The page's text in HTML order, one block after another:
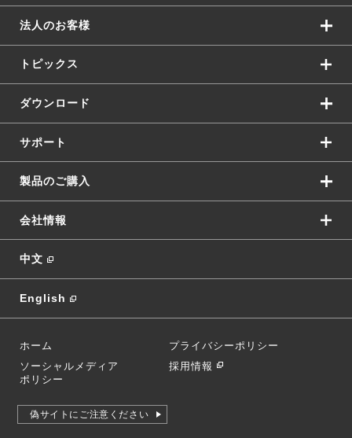
法人のお客様
トピックス
ダウンロード
サポート
製品のご購入
会社情報
中文
English
ホーム
プライバシーポリシー
ソーシャルメディア
ポリシー
採用情報
偽サイトにご注意ください